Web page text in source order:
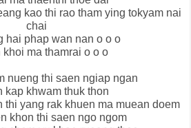
kao thi rao tham ying tokyam nai
chai
hai phap wan nan o o o
khoi ma thamrai o o o
nueng thi saen ngiap ngan
kap khwam thuk thon
thi yang rak khuen ma muean doem
khon thi saen ngo ngom